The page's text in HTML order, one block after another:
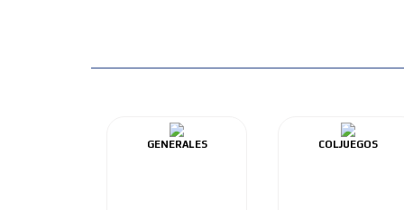
GENERALES COLJUEGOS